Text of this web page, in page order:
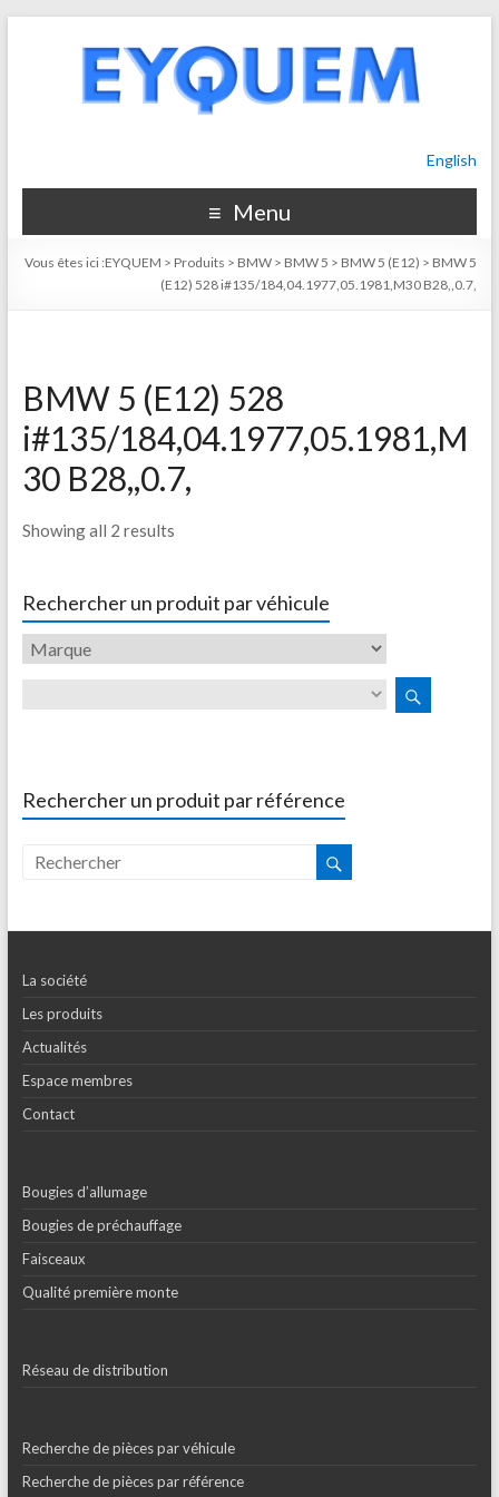
English
Menu
Vous êtes ici :EYQUEM > Produits > BMW > BMW 5 > BMW 5 (E12) > BMW 5
(E12) 528 i#135/184,04.1977,05.1981,M30 B28,,0.7,
BMW 5 (E12) 528
i#135/184,04.1977,05.1981,M
30 B28,,0.7,
Showing all 2 results
Rechercher un produit par véhicule
Rechercher un produit par référence
La société
Les produits
Actualités
Espace membres
Contact
Bougies d’allumage
Bougies de préchauffage
Faisceaux
Qualité première monte
Réseau de distribution
Recherche de pièces par véhicule
Recherche de pièces par référence